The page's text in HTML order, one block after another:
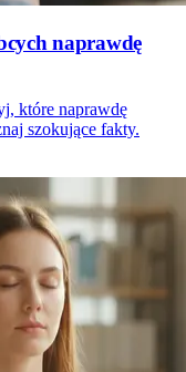
naprawdę
które naprawdę
szokujące fakty.